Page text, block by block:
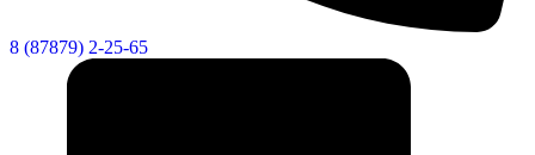
8 (87879) 2-25-65